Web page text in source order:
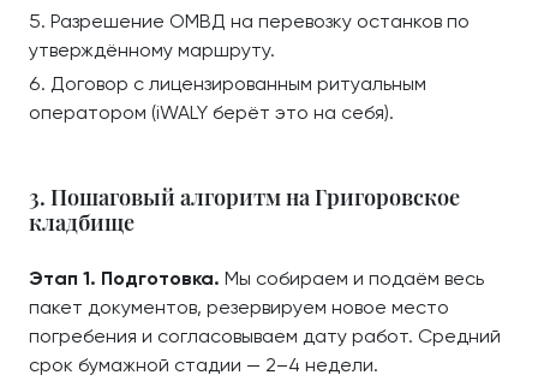
Разрешение ОМВД на перевозку останков по
утверждённому маршруту.
Договор с лицензированным ритуальным
оператором (iWALY берёт это на себя).
3. Пошаговый алгоритм на Григоровское
кладбище
Этап 1. Подготовка. Мы собираем и подаём весь
пакет документов, резервируем новое место
погребения и согласовываем дату работ. Средний
срок бумажной стадии — 2–4 недели.